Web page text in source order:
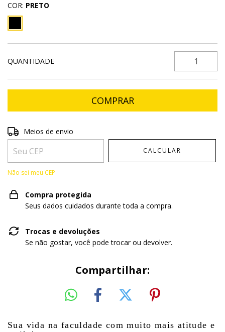
COR: PRETO
QUANTIDADE
Entregas para o CEP:
Meios de envio
CALCULAR
Não sei meu CEP
Compra protegida
Seus dados cuidados durante toda a compra.
Trocas e devoluções
Se não gostar, você pode trocar ou devolver.
Compartilhar:
Sua vida na faculdade com muito mais atitude e